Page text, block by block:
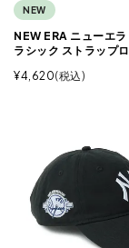
NEW
NEW ERA ニューエ
ラシック ストラップ
¥4,620 税込